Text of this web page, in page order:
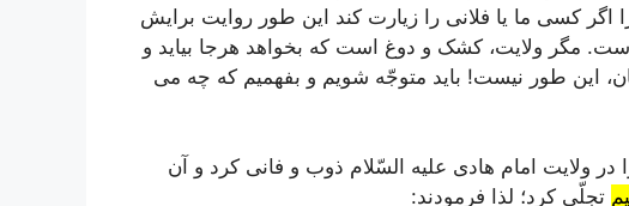
کسی ما یا فلانی را زیارت کند این طور روایت برایش
مگر ولایت، کشک و دوغ است که بخواهد هرجا بیاید و
این طور نیست! باید متوجّه شویم و بفهمیم که چه می
در ولایت امام هادی علیه السّلام ذوب و فانی کرد و آن
تجلّی کرد؛ لذا فرمودند: